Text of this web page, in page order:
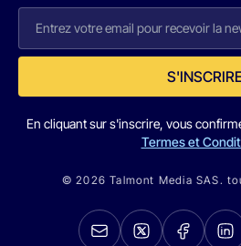
En cliquant sur s'inscrire, vous
Termes et
© 2026 Talmont Media SAS.